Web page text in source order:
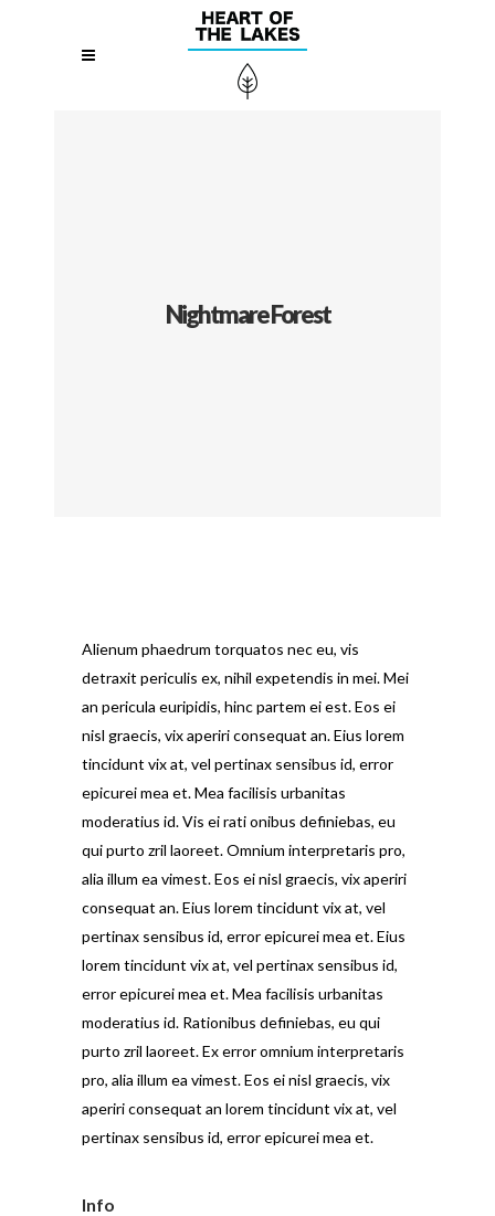
Nightmare Forest
Alienum phaedrum torquatos nec eu, vis
detraxit periculis ex, nihil expetendis in mei. Mei
an pericula euripidis, hinc partem ei est. Eos ei
nisl graecis, vix aperiri consequat an. Eius lorem
tincidunt vix at, vel pertinax sensibus id, error
epicurei mea et. Mea facilisis urbanitas
moderatius id. Vis ei rati onibus definiebas, eu
qui purto zril laoreet. Omnium interpretaris pro,
alia illum ea vimest. Eos ei nisl graecis, vix aperiri
consequat an. Eius lorem tincidunt vix at, vel
pertinax sensibus id, error epicurei mea et. Eius
lorem tincidunt vix at, vel pertinax sensibus id,
error epicurei mea et. Mea facilisis urbanitas
moderatius id. Rationibus definiebas, eu qui
purto zril laoreet. Ex error omnium interpretaris
pro, alia illum ea vimest. Eos ei nisl graecis, vix
aperiri consequat an lorem tincidunt vix at, vel
pertinax sensibus id, error epicurei mea et.
Info